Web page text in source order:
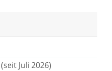
Juli 2026)